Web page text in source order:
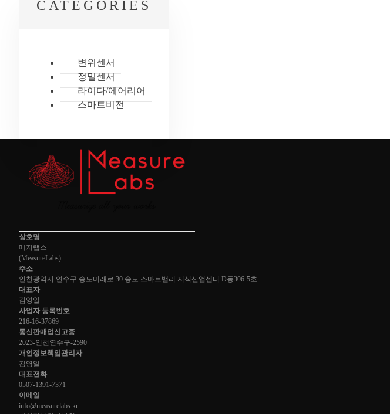
CATEGORIES
변위센서
정밀센서
라이다/에어리어
스마트비전
상호명
메저랩스
(MeasureLabs)
주소
인천광역시 연수구 송도미래로 30 송도 스마트밸리 지식산업센터 D동306-5호
대표자
김영일
사업자 등록번호
216-16-37869
통신판매업신고증
2023-인천연수구-2590
개인정보책임관리자
김영일
대표전화
0507-1391-7371
이메일
info@measurelabs.kr